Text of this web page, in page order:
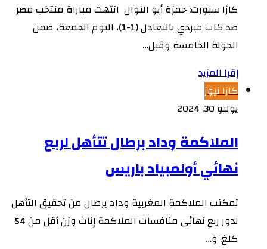
كازا سبورت: حمزة أبو النوال انتهت مباراة منتخب مصر
ضد كاب فيردي بالتعادل (1-1)، اليوم الجمعة، ضمن
الجولة الخامسة وقبل…
إقرا المزيد
كازا نيوز
يوليو 30, 2024
الملاكمة وداد برطال تتأهل لربع
نهائي أولمبياد باريس
تمكنت الملاكمة المغربية وداد برطال من تحقيق التأهل
لدور ربع نهائي منافسات الملاكمة إناث وزن أقل من 54
كلغ. و…